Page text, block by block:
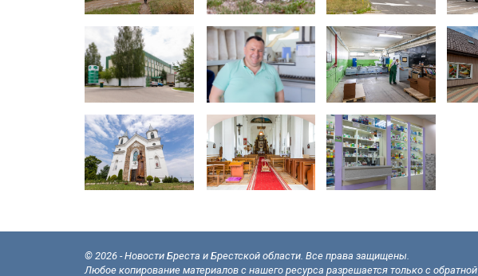
© 2026 - Новости Бреста и Брестской области. Все права защищены.
Любое копирование материалов с нашего ресурса разрешается только с обратной